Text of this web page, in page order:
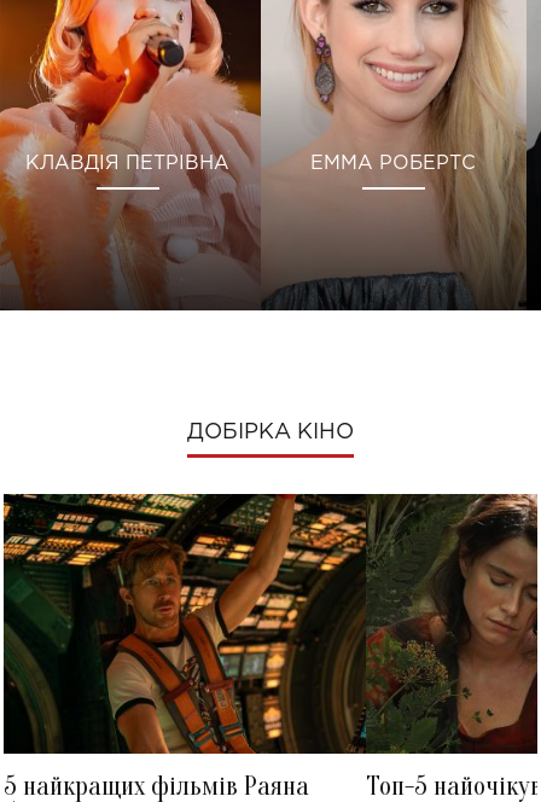
КЛАВДІЯ ПЕТРІВНА ЕММА РОБЕРТС
ДОБІРКА КІНО
5 найкращих фільмів Раяна
Топ-5